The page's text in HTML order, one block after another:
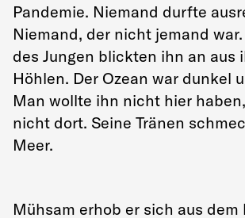
Pandemie. Niemand durfte
Niemand, der nicht jemand war.
des Jungen blickten ihn an aus
Höhlen. Der Ozean war dunkel
Man wollte ihn nicht hier
nicht dort. Seine Tränen
Meer.
Mühsam erhob er sich aus dem